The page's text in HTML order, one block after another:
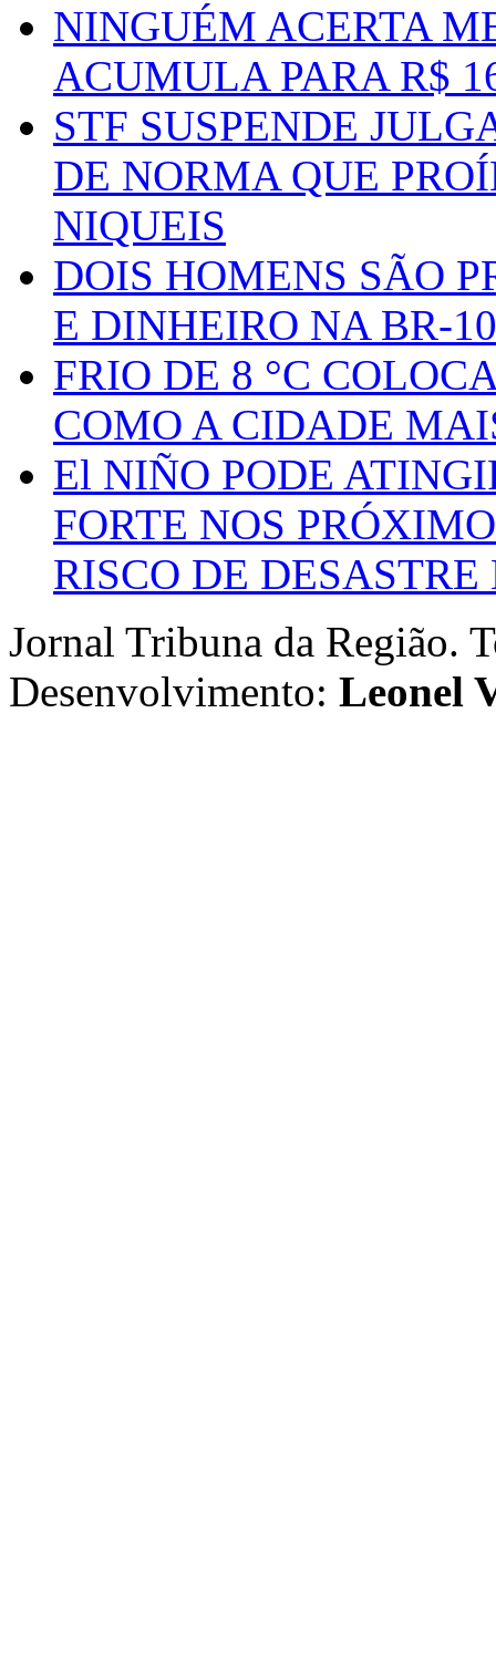
NINGUÉM ACERTA
ACUMULA PARA R$
STF SUSPENDE
DE NORMA QUE
NIQUEIS
DOIS HOMENS SÃO
E DINHEIRO NA BR-
FRIO DE 8 °C
COMO A CIDADE
El NIÑO PODE
FORTE NOS
RISCO DE
Jornal Tribuna da Região.
Desenvolvimento: Leonel